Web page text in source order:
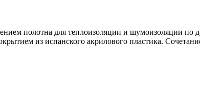
полотна для теплоизоляции и шумоизоляции по
из испанского акрилового пластика.